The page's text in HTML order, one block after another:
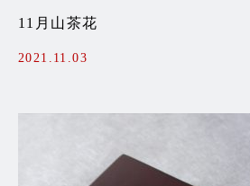
11月山茶花
2021.11.03